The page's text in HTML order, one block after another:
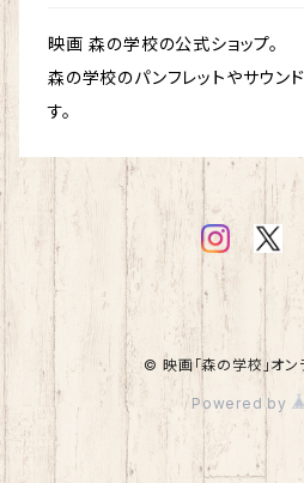
映画 森の学校の公式ショップ。
森の学校のパンフレットやサウン
す。
© 映画「森の学校」オン
Powered by